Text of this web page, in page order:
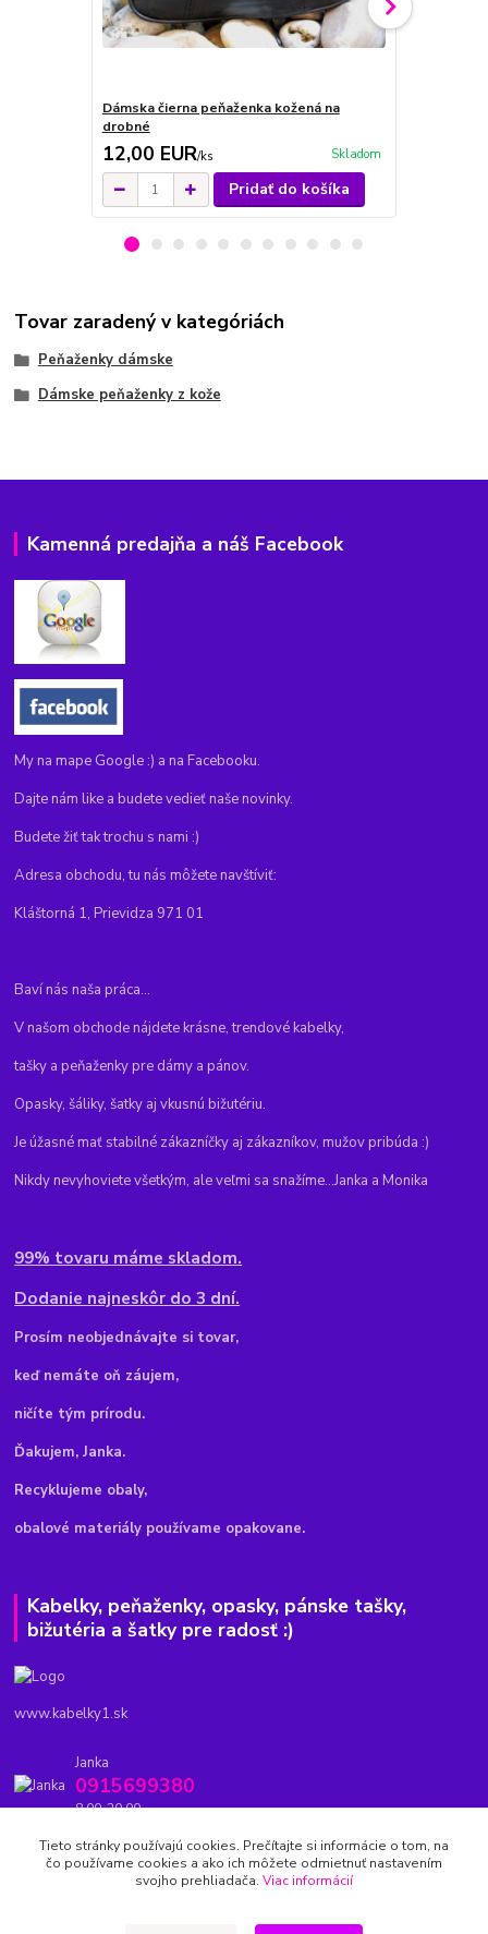
Dámska čierna peňaženka kožená na
drobné
12,00 EUR/ks Skladom
Pridať do košíka
Tovar zaradený v kategóriách
Peňaženky dámske
Dámske peňaženky z kože
Kamenná predajňa a náš Facebook
My na mape Google :) a na Facebooku.
Dajte nám like a budete vedieť naše novinky.
Budete žiť tak trochu s nami :)
Adresa obchodu, tu nás môžete navštíviť:
Kláštorná 1, Prievidza 971 01
Baví nás naša práca...
V našom obchode nájdete krásne, trendové kabelky,
tašky a peňaženky pre dámy a pánov.
Opasky, šáliky, šatky aj vkusnú bižutériu.
Je úžasné mať stabilné zákazníčky aj zákazníkov, mužov pribúda :)
Nikdy nevyhoviete všetkým, ale veľmi sa snažíme...Janka a Monika
99% tovaru máme skladom.
Dodanie najneskôr do 3 dní.
Prosím neobjednávajte si tovar,
keď nemáte oň záujem,
ničíte tým prírodu.
Ďakujem, Janka.
Recyklujeme obaly,
obalové materiály používame opakovane.
Kabelky, peňaženky, opasky, pánske tašky,
bižutéria a šatky pre radosť :)
www.kabelky1.sk
Janka
0915699380
8.00-20.00
kabelky1.sk@gmail.com
Tieto stránky používajú cookies. Prečítajte si informácie o tom, na
čo používame cookies a ako ich môžete odmietnuť nastavením
svojho prehliadača. Viac informácií